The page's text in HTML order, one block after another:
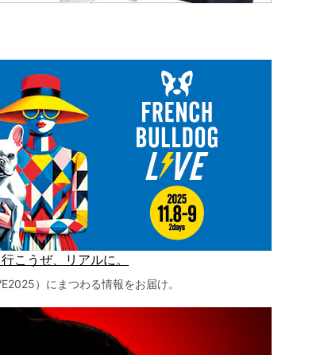
こうぜ、リアルに。
）にまつわる情報をお届け。